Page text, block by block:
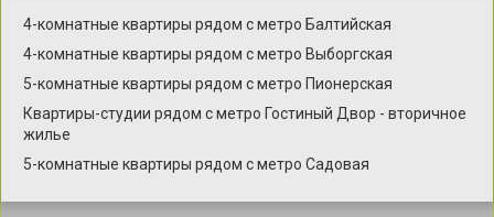
4-комнатные квартиры рядом с метро Балтийская
4-комнатные квартиры рядом с метро Выборгская
5-комнатные квартиры рядом с метро Пионерская
Квартиры-студии рядом с метро Гостиный Двор - вторичное
жилье
5-комнатные квартиры рядом с метро Садовая